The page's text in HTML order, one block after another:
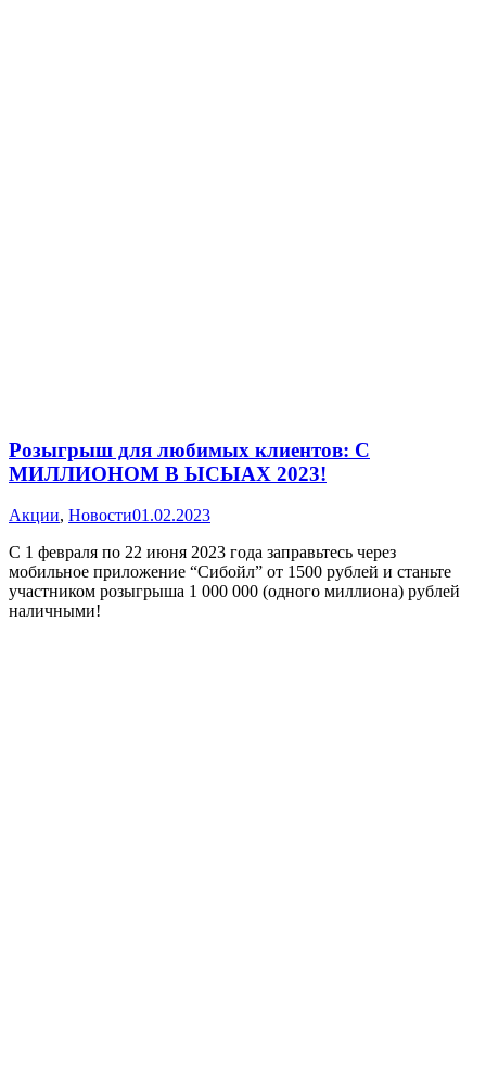
Розыгрыш для любимых клиентов: С
МИЛЛИОНОМ В ЫСЫАХ 2023!
Акции, Новости01.02.2023
С 1 февраля по 22 июня 2023 года заправьтесь через
мобильное приложение “Сибойл” от 1500 рублей и станьте
участником розыгрыша 1 000 000 (одного миллиона) рублей
наличными!